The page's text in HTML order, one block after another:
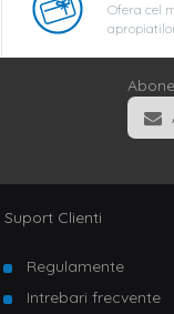
Ofera cel
Suport Clienti
Regulamente
Intrebari frecvente